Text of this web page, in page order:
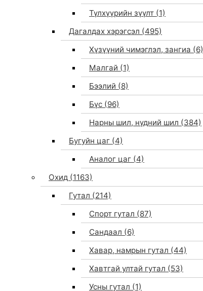
Түлхүүрийн зүүлт (1)
Дагалдах хэрэгсэл (495)
Хүзүүний чимэглэл, зангиа (6)
Малгай (1)
Бээлий (8)
Бүс (96)
Нарны шил, нүдний шил (384)
Бугуйн цаг (4)
Аналог цаг (4)
Охид (1163)
Гутал (214)
Спорт гутал (87)
Сандаал (6)
Хавар, намрын гутал (44)
Хавтгай ултай гутал (53)
Усны гутал (1)